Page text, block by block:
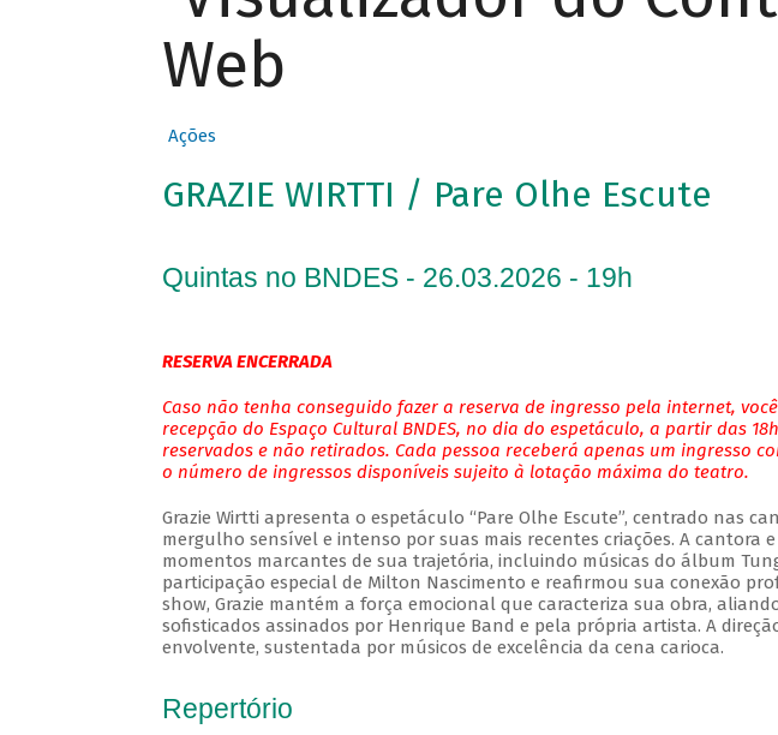
Web
Ações
GRAZIE WIRTTI / Pare Olhe Escute
Quintas no BNDES - 26.03.2026 - 19h
RESERVA ENCERRADA
Caso não tenha conseguido fazer a reserva de ingresso pela internet,
recepção do Espaço Cultural BNDES, no dia do espetáculo, a partir das
reservados e não retirados. Cada pessoa receberá apenas um ingresso
o número de ingressos disponíveis sujeito à lotação máxima do teatro.
Grazie Wirtti apresenta o espetáculo “Pare Olhe Escute”, centrado nas
mergulho sensível e intenso por suas mais recentes criações. A cantora
momentos marcantes de sua trajetória, incluindo músicas do álbum
participação especial de Milton Nascimento e reafirmou sua conexão
show, Grazie mantém a força emocional que caracteriza sua obra,
sofisticados assinados por Henrique Band e pela própria artista. A
envolvente, sustentada por músicos de excelência da cena carioca.
Repertório